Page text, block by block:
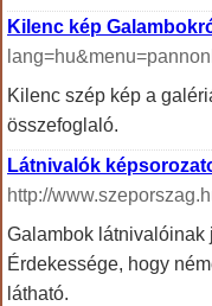
Kilenc kép
Kilenc szép kép a
összefoglaló.
Látnivalók
http://
Galambok látnivalóinak
Érdekessége, hogy
látható.